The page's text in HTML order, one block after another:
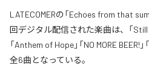
LATECOMERの「Echoes from that
回デジタル配信された楽曲は、「Still
「Anthem of Hope」「NO MORE BEER!」
全6曲となっている。